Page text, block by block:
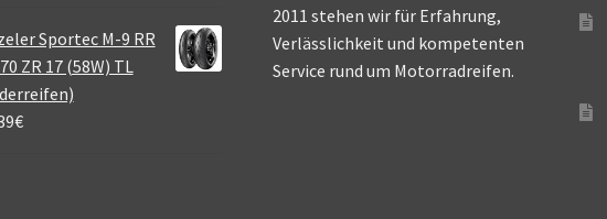
Sportec M-9 RR
ZR 17 (58W) TL
€
2011 stehen wir für Erfahrung,
Verlässlichkeit und kompetenten
Service rund um Motorradreifen.